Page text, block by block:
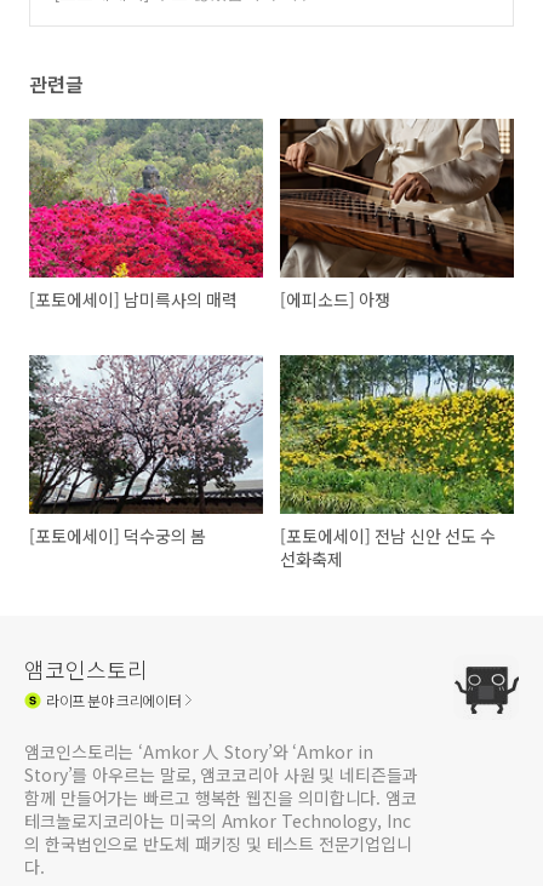
관련글
[포토에세이] 남미륵사의 매력 [에피소드] 아쟁
[포토에세이] 덕수궁의 봄
[포토에세이] 전남 신안 선도 수
선화축제
앰코인스토리
라이프분야 크리에이터
앰코인스토리는 ‘Amkor 人 Story’와 ‘Amkor in
Story’를 아우르는 말로, 앰코코리아 사원 및 네티즌들과
함께 만들어가는 빠르고 행복한 웹진을 의미합니다. 앰코
테크놀로지코리아는 미국의 Amkor Technology, Inc
의 한국법인으로 반도체 패키징 및 테스트 전문기업입니
다.